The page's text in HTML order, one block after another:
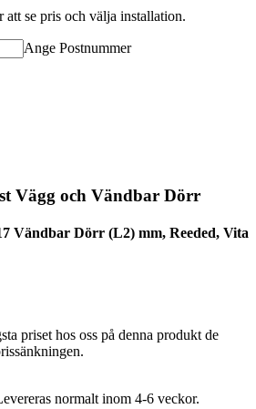
se pris och välja installation.
Ange Postnummer
Vägg och Vändbar Dörr
Vändbar Dörr (L2) mm, Reeded, Vita
priset hos oss på denna produkt de
normalt inom 4-6 veckor.